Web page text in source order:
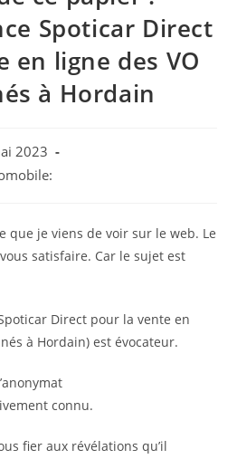
Spoticar Direct
en ligne des VO
à Hordain
2023
que je viens de voir sur le web. Le
satisfaire. Car le sujet est
Direct pour la vente en
à Hordain) est évocateur.
connu.
fier aux révélations qu’il